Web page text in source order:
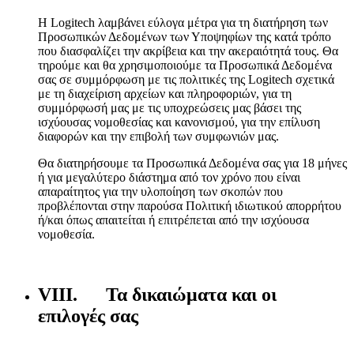
Η Logitech λαμβάνει εύλογα μέτρα για τη διατήρηση των
Προσωπικών Δεδομένων των Υποψηφίων της κατά τρόπο
που διασφαλίζει την ακρίβεια και την ακεραιότητά τους. Θα
τηρούμε και θα χρησιμοποιούμε τα Προσωπικά Δεδομένα
σας σε συμμόρφωση με τις πολιτικές της Logitech σχετικά
με τη διαχείριση αρχείων και πληροφοριών, για τη
συμμόρφωσή μας με τις υποχρεώσεις μας βάσει της
ισχύουσας νομοθεσίας και κανονισμού, για την επίλυση
διαφορών και την επιβολή των συμφωνιών μας.
Θα διατηρήσουμε τα Προσωπικά Δεδομένα σας για 18 μήνες
ή για μεγαλύτερο διάστημα από τον χρόνο που είναι
απαραίτητος για την υλοποίηση των σκοπών που
προβλέπονται στην παρούσα Πολιτική ιδιωτικού απορρήτου
ή/και όπως απαιτείται ή επιτρέπεται από την ισχύουσα
νομοθεσία.
VIII. Τα δικαιώματα και οι
επιλογές σας